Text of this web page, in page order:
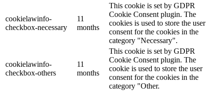
cookielawinfo-
checkbox-necessary
11
months
This cookie is set by GDPR
Cookie Consent plugin. The
cookies is used to store the user
consent for the cookies in the
category "Necessary".
cookielawinfo-
checkbox-others
11
months
This cookie is set by GDPR
Cookie Consent plugin. The
cookie is used to store the user
consent for the cookies in the
category "Other.